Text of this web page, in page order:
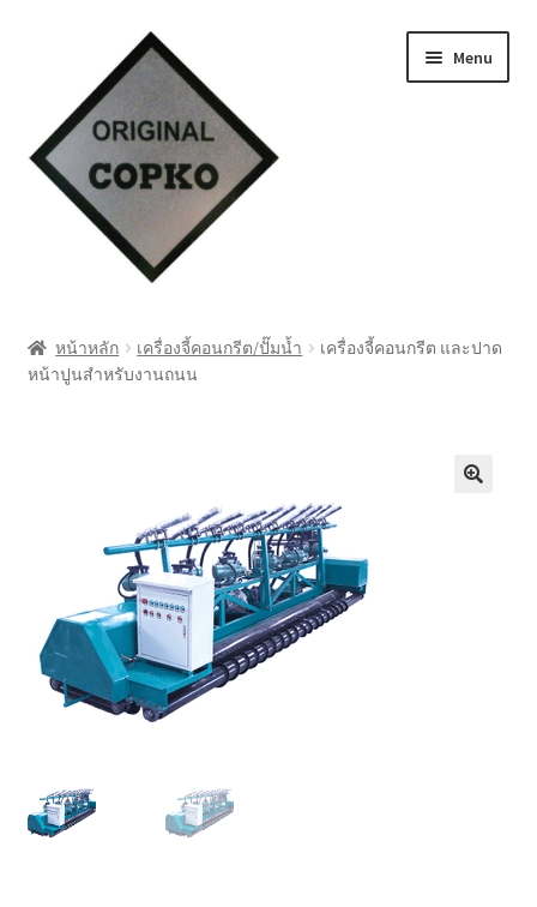
navigation
content
Menu
Cart
ตะกร้าสินค้า
ติดต่อเรา
นโยบายการคืนเงิน
บริการ
หน้าหลัก เครื่องจี้คอนกรีต/ปั๊มน้ำ
เครื่องจี้คอนกรีต และปาด
หน้าปูนสำหรับงานถนน